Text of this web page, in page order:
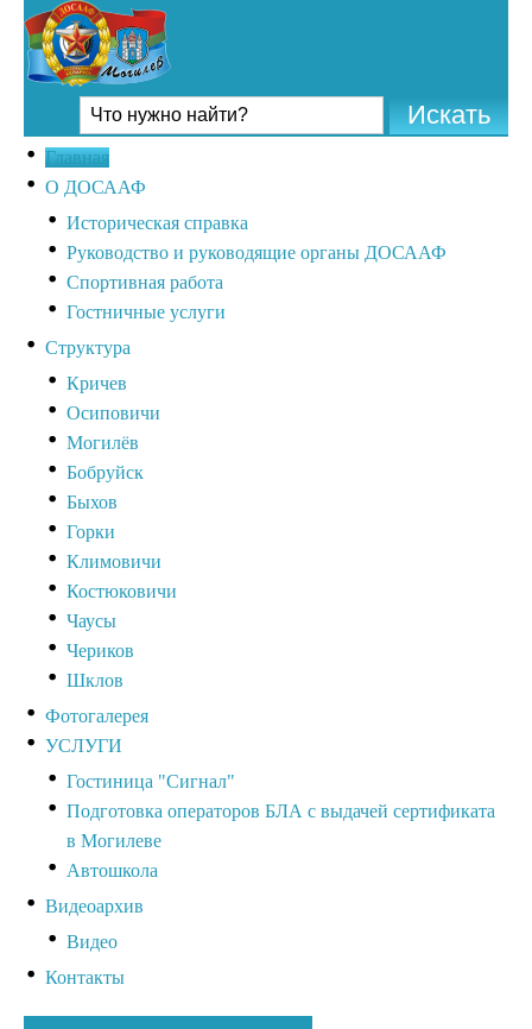
Главная
О ДОСААФ
Историческая справка
Руководство и руководящие органы ДОСААФ
Спортивная работа
Гостничные услуги
Структура
Кричев
Осиповичи
Могилёв
Бобруйск
Быхов
Горки
Климовичи
Костюковичи
Чаусы
Чериков
Шклов
Фотогалерея
УСЛУГИ
Гостиница "Сигнал"
Подготовка операторов БЛА с выдачей сертификата
в Могилеве
Автошкола
Видеоархив
Видео
Контакты